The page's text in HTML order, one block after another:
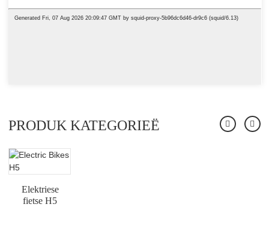
PRODUK KATEGORIEË
Elektriese
fietse H5